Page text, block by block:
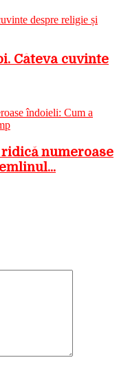
Câteva cuvinte
numeroase